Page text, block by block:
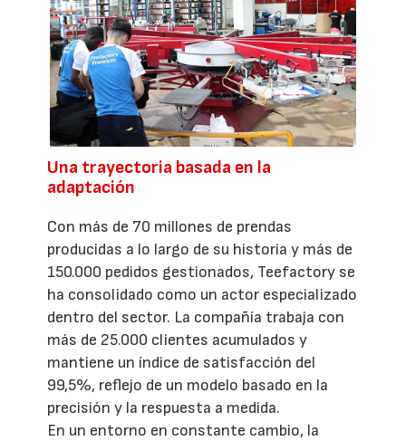
Una trayectoria basada en la
adaptación
Con más de 70 millones de prendas
producidas a lo largo de su historia y más de
150.000 pedidos gestionados, Teefactory se
ha consolidado como un actor especializado
dentro del sector. La compañía trabaja con
más de 25.000 clientes acumulados y
mantiene un índice de satisfacción del
99,5%, reflejo de un modelo basado en la
precisión y la respuesta a medida.
En un entorno en constante cambio, la